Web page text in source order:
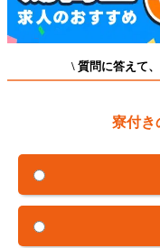
\ 質問に答えて、
寮付き